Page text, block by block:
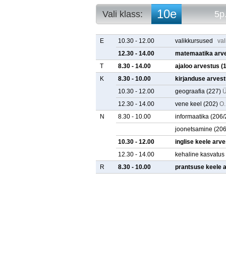
Vali klass: 10e
10c
11b
11c
5p. tunniplaan
E 10.30 - 12.00 valikkursused
12.30 - 14.00
matemaatika
T
8.30 - 14.00 ajaloo arvestus
K
8.30 - 10.00
kirjanduse
10.30 - 12.00
geograafia (227)
12.30 - 14.00
vene keel (202)
N
8.30 - 10.00 informaatika (206/
joonetsamine
10.30 - 12.00
inglise keele
12.30 - 14.00
kehaline kasvatus
R
8.30 - 10.00 prantsuse keele